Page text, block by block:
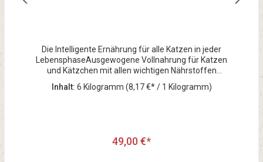
Die Intelligente Ernährung für alle Katzen in jeder
LebensphaseAusgewogene Vollnahrung für Katzen
und Kätzchen mit allen wichtigen Nährstoffen
aufeinander abgestimmt im richtigen Verhältnis für
ein gesundes, fröhliches und erfülltes
gesunde Haut, schönes Fell, gute Laune und
Inhalt: 6 Kilogramm (8,17 €* / 1 Kilogramm)
49,00 €*